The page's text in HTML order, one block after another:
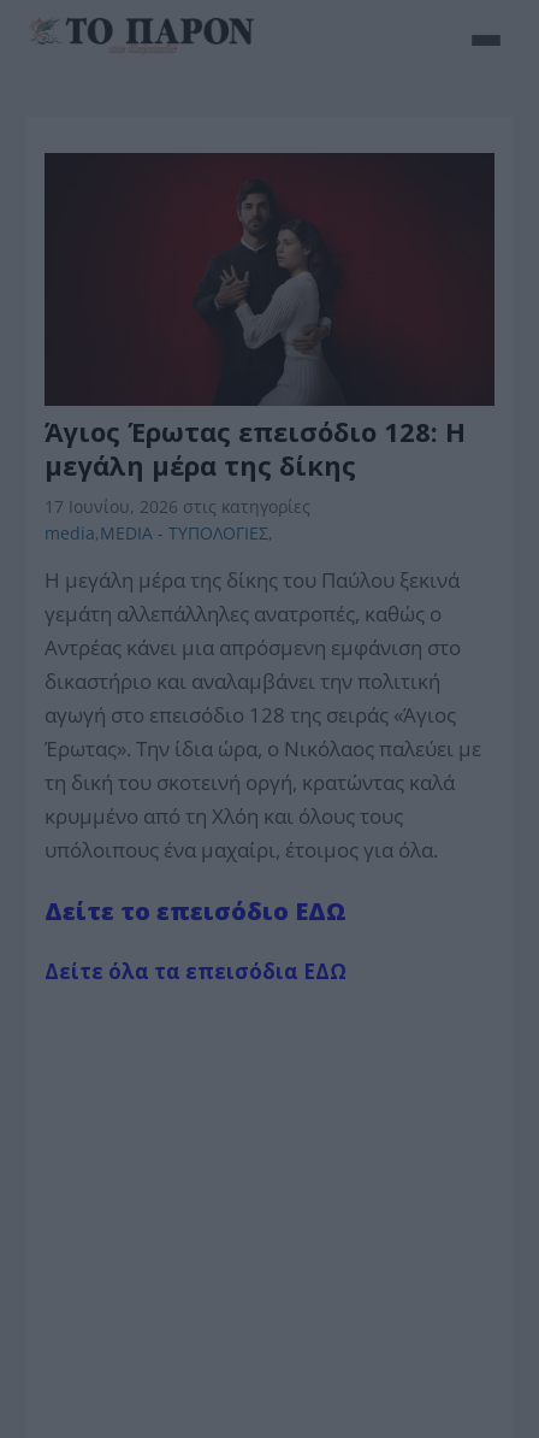
Άγιος Έρωτας επεισόδιο 128: Η
μεγάλη μέρα της δίκης
17 Ιουνίου, 2026 στις κατηγορίες
media,MEDIA - ΤΥΠΟΛΟΓΙΕΣ,
Η μεγάλη μέρα της δίκης του Παύλου ξεκινά
γεμάτη αλλεπάλληλες ανατροπές, καθώς ο
Αντρέας κάνει μια απρόσμενη εμφάνιση στο
δικαστήριο και αναλαμβάνει την πολιτική
αγωγή στο επεισόδιο 128 της σειράς «Άγιος
Έρωτας». Την ίδια ώρα, ο Νικόλαος παλεύει με
τη δική του σκοτεινή οργή, κρατώντας καλά
κρυμμένο από τη Χλόη και όλους τους
υπόλοιπους ένα μαχαίρι, έτοιμος για όλα.
Δείτε το επεισόδιο ΕΔΩ
Δείτε όλα τα επεισόδια ΕΔΩ